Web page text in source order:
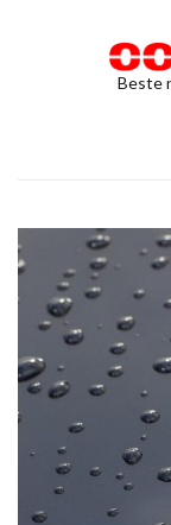
Beste